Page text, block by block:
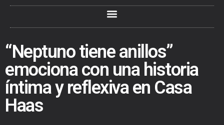
“Neptuno tiene anillos”
emociona con una historia
íntima y reflexiva en Casa
Haas